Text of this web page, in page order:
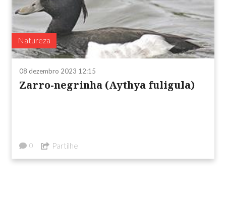
Natureza
08 dezembro 2023 12:15
Zarro-negrinha (Aythya fuligula)
0 Partilhe